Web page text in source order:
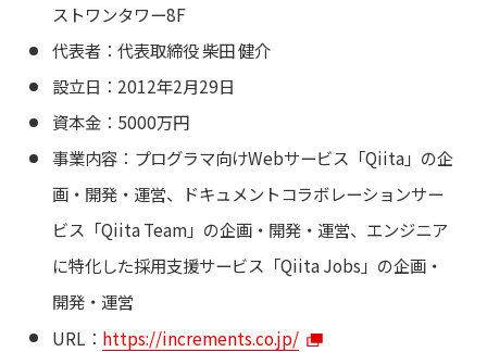
ストワンタワー8F
代表者：代表取締役 柴田 健介
設立日：2012年2月29日
資本金：5000万円
事業内容：プログラマ向けWebサービス「Qiita」の企
画・開発・運営、ドキュメントコラボレーションサー
ビス「Qiita Team」の企画・開発・運営、エンジニア
に特化した採用支援サービス「Qiita Jobs」の企画・
開発・運営
URL： https://increments.co.jp/